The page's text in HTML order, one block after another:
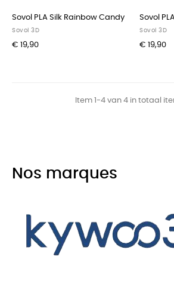
Sovol PLA Silk Rainbow Candy
Sovol 3D
€ 19,90
Sovol
Sovol 3D
€ 19,90
Item 1-4 van 4 in totaal
Nos marques